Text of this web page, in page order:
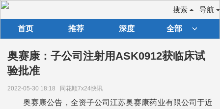
导航
搜索
首页 推荐 深度 全部
奥赛康：子公司注射用ASK0912获临床试
验批准
2022-05-30 18:18 同花顺7x24快讯
奥赛康公告，全资子公司江苏奥赛康药业有限公司于近